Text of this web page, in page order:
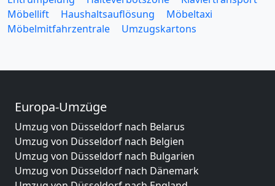
Möbellift
Haushaltsauflösung
Möbeltaxi
Möbelmitfahrzentrale
Umzugskartons
Europa-Umzüge
Umzug von Düsseldorf nach Belarus
Umzug von Düsseldorf nach Belgien
Umzug von Düsseldorf nach Bulgarien
Umzug von Düsseldorf nach Dänemark